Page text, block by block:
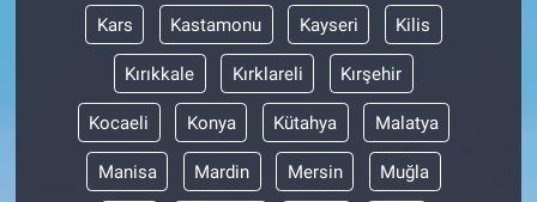
Kars Kastamonu Kayseri Kilis
Kırıkkale Kırklareli Kırşehir
Kocaeli Konya Kütahya Malatya
Manisa Mardin Mersin Muğla